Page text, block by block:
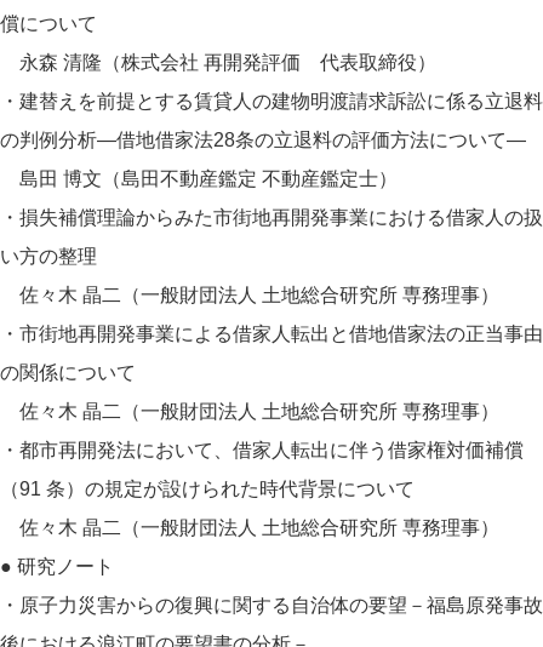
償について
永森 清隆（株式会社 再開発評価 代表取締役）
・建替えを前提とする賃貸人の建物明渡請求訴訟に係る立退料
の判例分析―借地借家法28条の立退料の評価方法について―
島田 博文（島田不動産鑑定 不動産鑑定士）
・損失補償理論からみた市街地再開発事業における借家人の扱
い方の整理
佐々木 晶二（一般財団法人 土地総合研究所 専務理事）
・市街地再開発事業による借家人転出と借地借家法の正当事由
の関係について
佐々木 晶二（一般財団法人 土地総合研究所 専務理事）
・都市再開発法において、借家人転出に伴う借家権対価補償
（91 条）の規定が設けられた時代背景について
佐々木 晶二（一般財団法人 土地総合研究所 専務理事）
● 研究ノート
・原子力災害からの復興に関する自治体の要望－福島原発事故